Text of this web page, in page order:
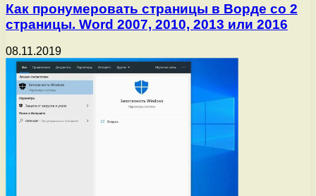
Как пронумеровать страницы в Ворде со 2
страницы. Word 2007, 2010, 2013 или 2016
08.11.2019